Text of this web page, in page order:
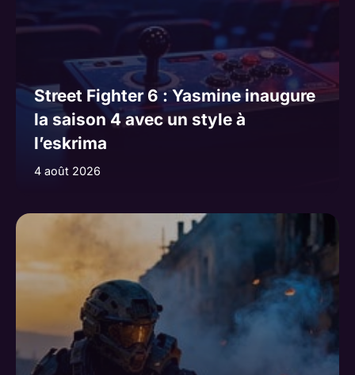
Street Fighter 6 : Yasmine inaugure
la saison 4 avec un style à
l’eskrima
4 août 2026